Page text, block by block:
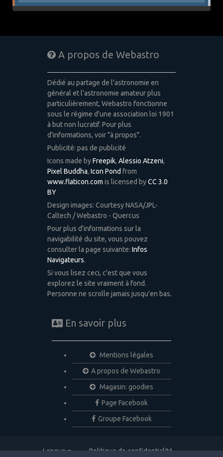
A propos de Webastro
Dédié au partage de l'astronomie en
général et l'astronomie amateur plus
particulièrement, Webastro fonctionne
sous le régime d'une association loi 1901
à but non lucratif. Pour plus
d'informations, voir "à propos".
Publicité: pas de publicité
Icons made byFreepik, Alessio Atzeni,
Pixel Buddha, Icon Pond from
www.flaticon.com is licensed byCC 3.0
BY
Design images: Courtesy NASA/JPL-
Caltech / Webastro - Quercus
Pour plus d'informations sur la
navigabilité du site, vous pouvez
consulter la page suivante: Infos
Navigateurs.
Si vous lisez ceci, c'est que vous
explorez le site vraiment à fond.
Personne ne scrolle jamais jusqu'en bas.
En savoir plus
Mentions légales
A propos de Webastro
Magasin: goodies
Page Facebook
Groupe Facebook
Langue Politique de confidentialité